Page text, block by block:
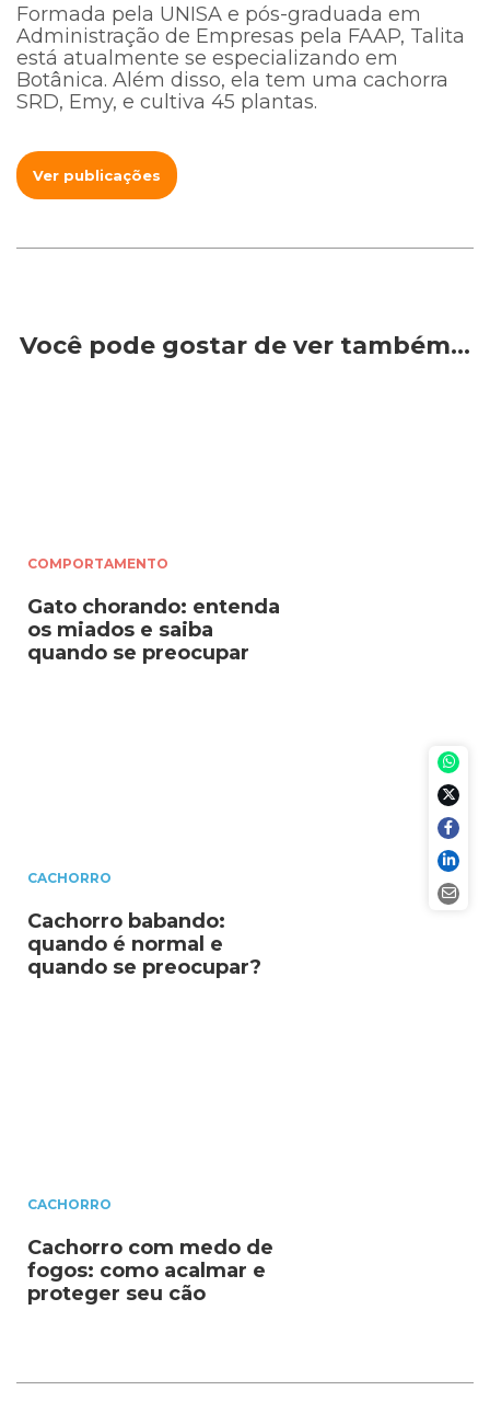
Formada pela UNISA e pós-graduada em
Administração de Empresas pela FAAP, Talita
está atualmente se especializando em
Botânica. Além disso, ela tem uma cachorra
SRD, Emy, e cultiva 45 plantas.
Ver publicações
Você pode gostar de ver também…
COMPORTAMENTO
Gato chorando: entenda
os miados e saiba
quando se preocupar
CACHORRO
Cachorro babando:
quando é normal e
quando se preocupar?
CACHORRO
Cachorro com medo de
fogos: como acalmar e
proteger seu cão